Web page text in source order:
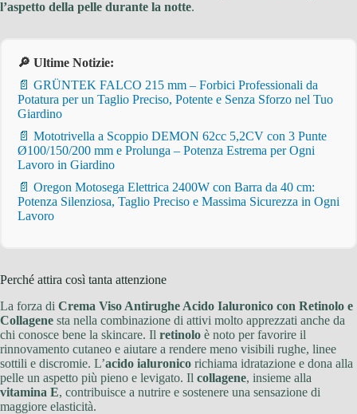
l’aspetto della pelle durante la notte.
🔎 Ultime Notizie:
📄 GRÜNTEK FALCO 215 mm – Forbici Professionali da
Potatura per un Taglio Preciso, Potente e Senza Sforzo nel Tuo
Giardino
📄 Mototrivella a Scoppio DEMON 62cc 5,2CV con 3 Punte
Ø100/150/200 mm e Prolunga – Potenza Estrema per Ogni
Lavoro in Giardino
📄 Oregon Motosega Elettrica 2400W con Barra da 40 cm:
Potenza Silenziosa, Taglio Preciso e Massima Sicurezza in Ogni
Lavoro
Perché attira così tanta attenzione
La forza di Crema Viso Antirughe Acido Ialuronico con Retinolo e
Collagene sta nella combinazione di attivi molto apprezzati anche da
chi conosce bene la skincare. Il retinolo è noto per favorire il
rinnovamento cutaneo e aiutare a rendere meno visibili rughe, linee
sottili e discromie. L’acido ialuronico richiama idratazione e dona alla
pelle un aspetto più pieno e levigato. Il collagene, insieme alla
vitamina E, contribuisce a nutrire e sostenere una sensazione di
maggiore elasticità.